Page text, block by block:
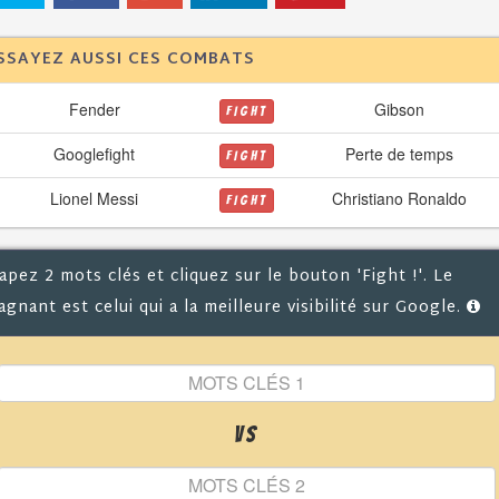
AUSSI CES COMBATS
Fender FIGHT
Gibson
Googlefight
FIGHT
Perte de temps
Lionel Messi
FIGHT Christiano Ronaldo
2 mots clés et cliquez sur le bouton 'Fight !'. Le
est celui qui a la meilleure visibilité sur Google.
VS